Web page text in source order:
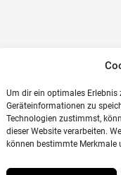
Um dir ein optimales Erlebnis
Geräteinformationen zu
Technologien zustimmst,
dieser Website verarbeiten.
können bestimmte